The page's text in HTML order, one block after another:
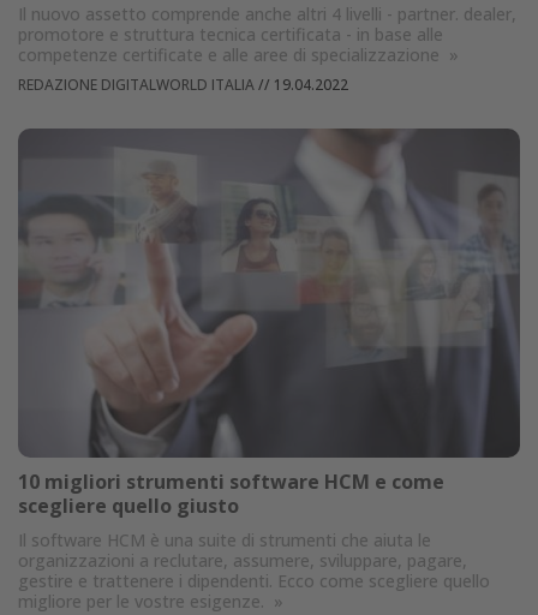
Il nuovo assetto comprende anche altri 4 livelli - partner. dealer,
promotore e struttura tecnica certificata - in base alle
competenze certificate e alle aree di specializzazione »
REDAZIONE DIGITALWORLD ITALIA// 19.04.2022
10 migliori strumenti software HCM e come
scegliere quello giusto
Il software HCM è una suite di strumenti che aiuta le
organizzazioni a reclutare, assumere, sviluppare, pagare,
gestire e trattenere i dipendenti. Ecco come scegliere quello
migliore per le vostre esigenze. »